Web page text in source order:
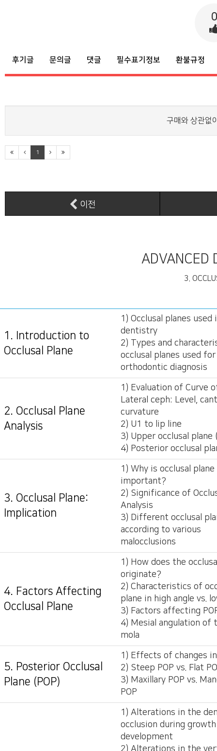
0
후기글 문의글 댓글 필수표기정보 환불규정
구매와 상관없
1
이전
ADVANCED
3.
1. Introduction to
Occlusal Plane
1) Occlusal planes used
dentistry
2) Types and
occlusal planes used for
orthodontic diagnosis
2. Occlusal Plane
Analysis
1) Evaluation of Curve
Lateral ceph: Level,
curvature
2) U1 to lip line
3) Upper occlusal plane
4) Posterior occlusal
3. Occlusal Plane:
Implication
1) Why is occlusal plane
important?
2) Significance of
Analysis
3) Different occlusal
according to various
malocclusions
4. Factors Affecting
Occlusal Plane
1) How does the
originate?
2) Characteristics of
plane in high angle vs.
3) Factors affecting
4) Mesial angulation of
mola
5. Posterior Occlusal
Plane (POP)
1) Effects of changes in
2) Steep POP vs. Flat
3) Maxillary POP vs.
POP
1) Alterations in the
occlusion during growth
development
2) Alterations in the